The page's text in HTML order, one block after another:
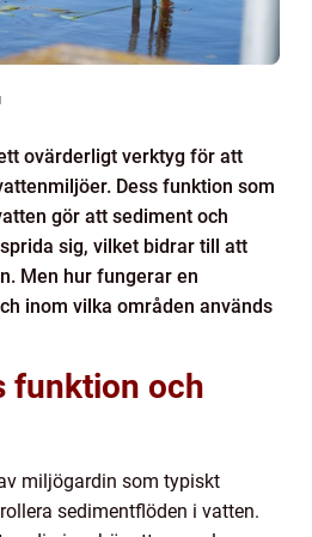
ovärderligt verktyg för att
Dess funktion som
gör att sediment och
sig, vilket bidrar till att
Men hur fungerar en
inom vilka områden används
funktion och
miljögardin som typiskt
sedimentflöden i vatten.